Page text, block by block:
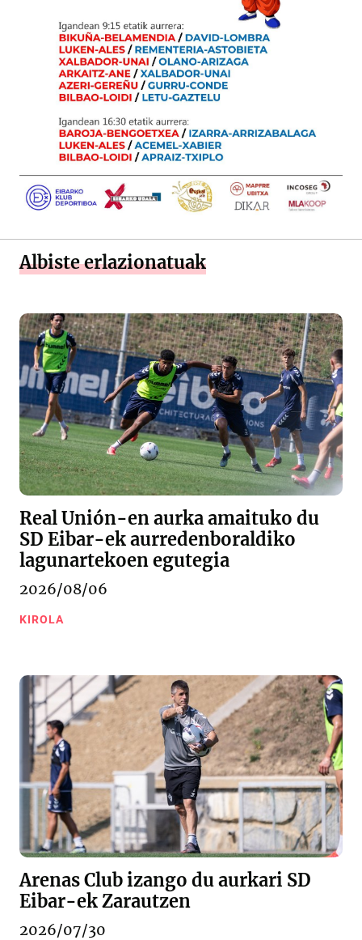
Albiste erlazionatuak
Real Unión-en aurka amaituko du
SD Eibar-ek aurredenboraldiko
lagunartekoen egutegia
2026/08/06
KIROLA
Arenas Club izango du aurkari SD
Eibar-ek Zarautzen
2026/07/30